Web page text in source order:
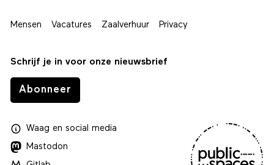
Mensen Vacatures Zaalverhuur Privacy
Schrijf je in voor onze nieuwsbrief
Abonneer
Waagen social media
Mastodon